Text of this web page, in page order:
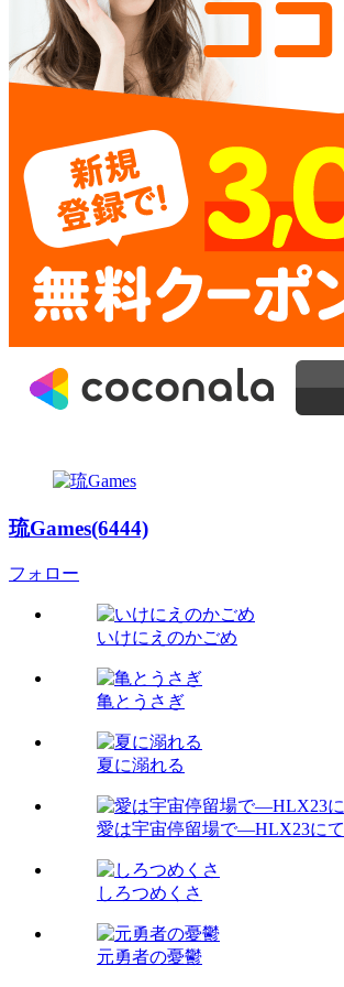
琉Games(6444)
フォロー
いけにえのかごめ
亀とうさぎ
夏に溺れる
愛は宇宙停留場で―HLX23にて
しろつめくさ
元勇者の憂鬱